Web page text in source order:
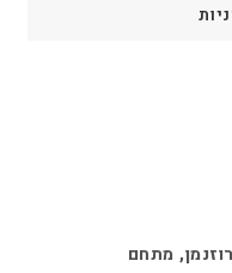
מתחם